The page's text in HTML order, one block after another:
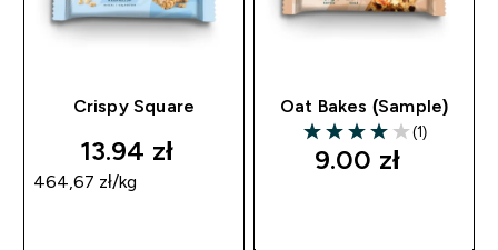
Crispy Square
13.94 zł‎
464,67 zł‎/kg
Oat Bakes (Sample)
4 out of 5 stars
(1)
9.00 zł‎